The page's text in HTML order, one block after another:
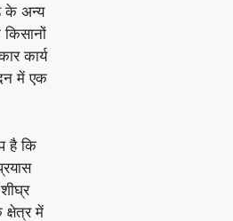
के अन्य
कार्य
में एक
है कि
में